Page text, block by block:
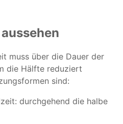
muss über die Dauer der
die Hälfte reduziert
sind:
durchgehend die halbe